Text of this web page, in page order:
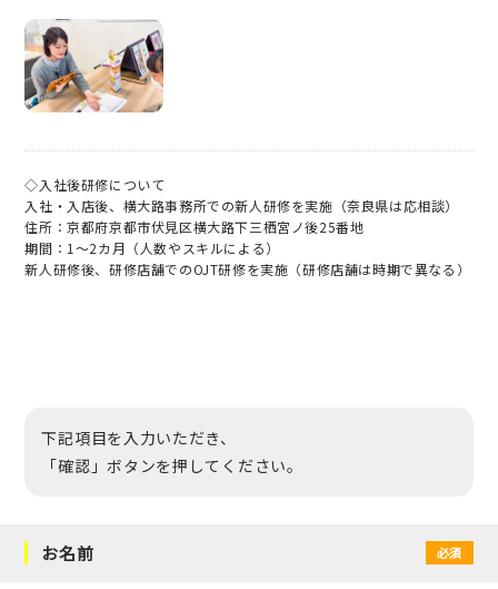
◇入社後研修について
入社・入店後、横大路事務所での新人研修を実施（奈良県は応相談）
住所：京都府京都市伏見区横大路下三栖宮ノ後25番地
期間：1～2カ月（人数やスキルによる）
新人研修後、研修店舗でのOJT研修を実施（研修店舗は時期で異なる）
下記項目を入力いただき、
「確認」ボタンを押してください。
お名前 必須